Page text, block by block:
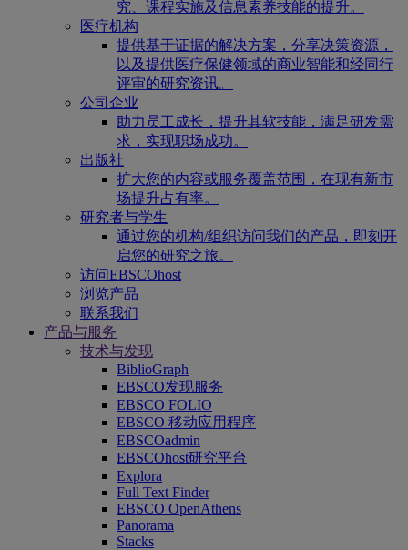
究、课程实施及信息素养技能的提升。
医疗机构
提供基于证据的解决方案，分享决策资源，
以及提供医疗保健领域的商业智能和经同行
评审的研究资讯。
公司企业
助力员工成长，提升其软技能，满足研发需
求，实现职场成功。
出版社
扩大您的内容或服务覆盖范围，在现有新市
场提升占有率。
研究者与学生
通过您的机构/组织访问我们的产品，即刻开
启您的研究之旅。
访问EBSCOhost
浏览产品
联系我们
产品与服务
技术与发现
BiblioGraph
EBSCO发现服务
EBSCO FOLIO
EBSCO 移动应用程序
EBSCOadmin
EBSCOhost研究平台
Explora
Full Text Finder
EBSCO OpenAthens
Panorama
Stacks